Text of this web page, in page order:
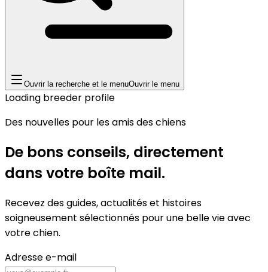
Ouvrir la recherche et le menuOuvrir le menu
Loading breeder profile
Des nouvelles pour les amis des chiens
De bons conseils, directement
dans votre boîte mail.
Recevez des guides, actualités et histoires
soigneusement sélectionnés pour une belle vie avec
votre chien.
Adresse e-mail